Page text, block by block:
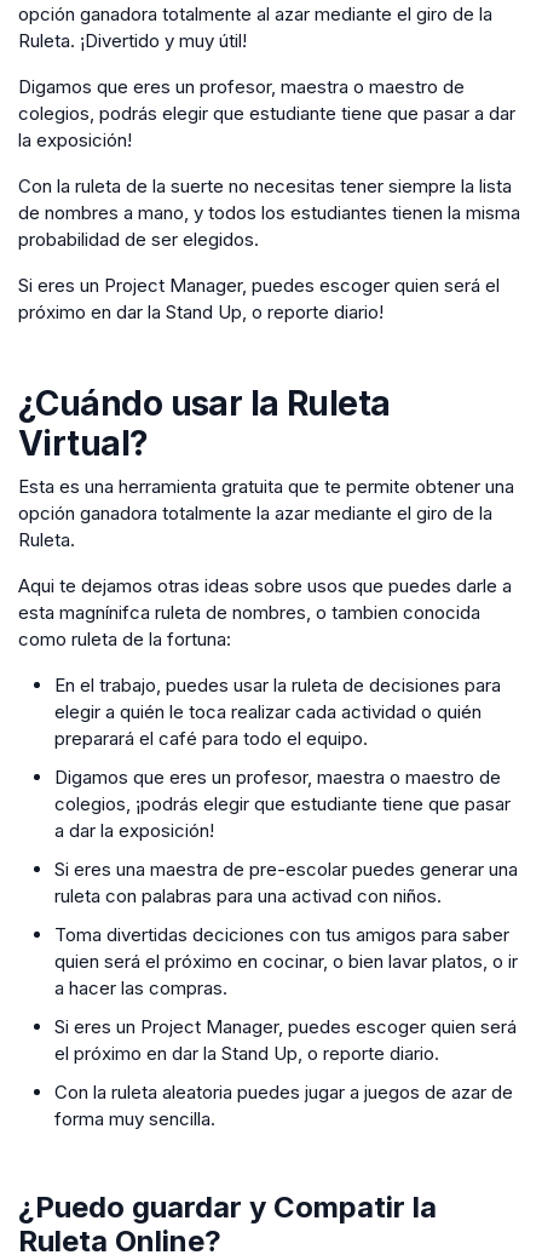
opción ganadora totalmente al azar mediante el giro de la
Ruleta. ¡Divertido y muy útil!
Digamos que eres un profesor, maestra o maestro de
colegios, podrás elegir que estudiante tiene que pasar a dar
la exposición!
Con la ruleta de la suerte no necesitas tener siempre la lista
de nombres a mano, y todos los estudiantes tienen la misma
probabilidad de ser elegidos.
Si eres un Project Manager, puedes escoger quien será el
próximo en dar la Stand Up, o reporte diario!
¿Cuándo usar la Ruleta
Virtual?
Esta es una herramienta gratuita que te permite obtener una
opción ganadora totalmente la azar mediante el giro de la
Ruleta.
Aqui te dejamos otras ideas sobre usos que puedes darle a
esta magnínifca ruleta de nombres, o tambien conocida
como ruleta de la fortuna:
En el trabajo, puedes usar la ruleta de decisiones para
elegir a quién le toca realizar cada actividad o quién
preparará el café para todo el equipo.
Digamos que eres un profesor, maestra o maestro de
colegios, ¡podrás elegir que estudiante tiene que pasar
a dar la exposición!
Si eres una maestra de pre-escolar puedes generar una
ruleta con palabras para una activad con niños.
Toma divertidas deciciones con tus amigos para saber
quien será el próximo en cocinar, o bien lavar platos, o ir
a hacer las compras.
Si eres un Project Manager, puedes escoger quien será
el próximo en dar la Stand Up, o reporte diario.
Con la ruleta aleatoria puedes jugar a juegos de azar de
forma muy sencilla.
¿Puedo guardar y Compatir la
Ruleta Online?